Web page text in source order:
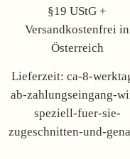
§19 UStG +
Versandkostenfrei in
Österreich
Lieferzeit: ca-8-
ab-zahlungseingang-
speziell-fuer-sie-
zugeschnitten-und-Angebot!